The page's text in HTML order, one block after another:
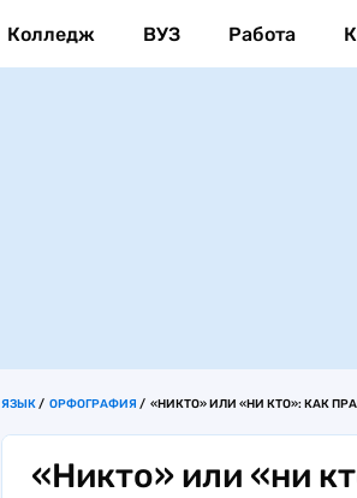
Колледж ВУЗ Работа
ОРФОГРАФИЯ «НИКТО» ИЛИ «НИ КТО»: КАК
«Никто» или «ни